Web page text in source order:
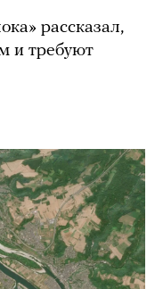
рассказал,
и требуют